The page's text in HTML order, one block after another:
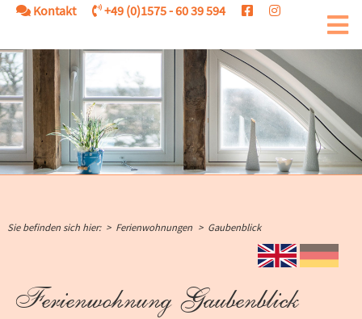
Kontakt +49 (0)1575 - 60 39 594
Sie befinden sich hier: Ferienwohnungen Gaubenblick
DE
EN
Ferienwohnung Gaubenblick
Siebenschläfer
Gaubenblick
Gemütliches Eck am Turm
Mardereck
Krähennest